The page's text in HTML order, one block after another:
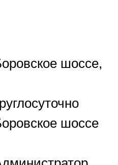
шоссе,
шоссе